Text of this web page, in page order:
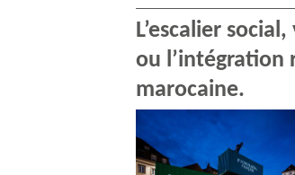
L’escalier
ou l’intégration
marocaine.